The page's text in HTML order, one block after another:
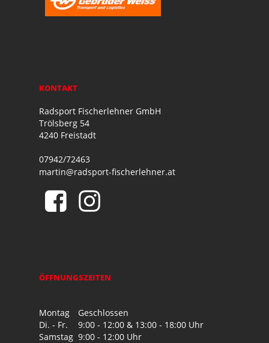
KONTAKT
Radsport Fischerlehner GmbH
Trölsberg 54
4240 Freistadt
07942/72463
martin@radsport-fischerlehner.at
ÖFFNUNGSZEITEN
Montag
Geschlossen
Di. - Fr.
9:00 - 12:00 & 13:00 - 18:00 Uhr
Samstag 9:00 - 12:00 Uhr